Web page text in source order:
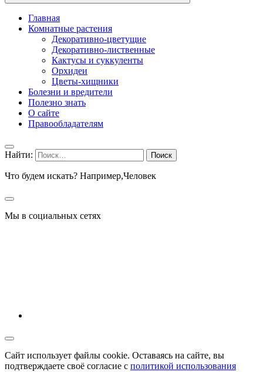
Главная
Комнатные растения
Декоративно-цветущие
Декоративно-лиственные
Кактусы и суккуленты
Орхидеи
Цветы-хищники
Болезни и вредители
Полезно знать
О сайте
Правообладателям
Найти:
Что будем искать? Например,Человек
Мы в социальных сетях
Сайт использует файлы cookie. Оставаясь на сайте, вы
подтверждаете своё согласие с политикой использования